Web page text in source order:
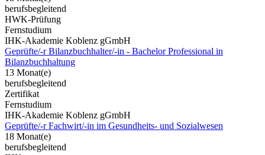
berufsbegleitend
HWK-Prüfung
Fernstudium
IHK-Akademie Koblenz gGmbH
Geprüfte/-r Bilanzbuchhalter/-in - Bachelor Professional in
Bilanzbuchhaltung
13 Monat(e)
berufsbegleitend
Zertifikat
Fernstudium
IHK-Akademie Koblenz gGmbH
Geprüfte/-r Fachwirt/-in im Gesundheits- und Sozialwesen
18 Monat(e)
berufsbegleitend